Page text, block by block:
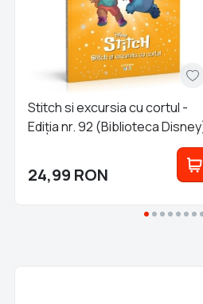
Stitch si excursia cu cortul -
Ediția nr. 92 (Biblioteca
24,99 RON